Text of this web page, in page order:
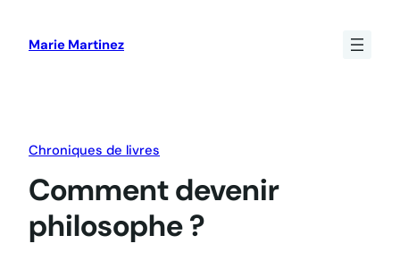
Marie Martinez
Chroniques de livres
Comment devenir
philosophe ?